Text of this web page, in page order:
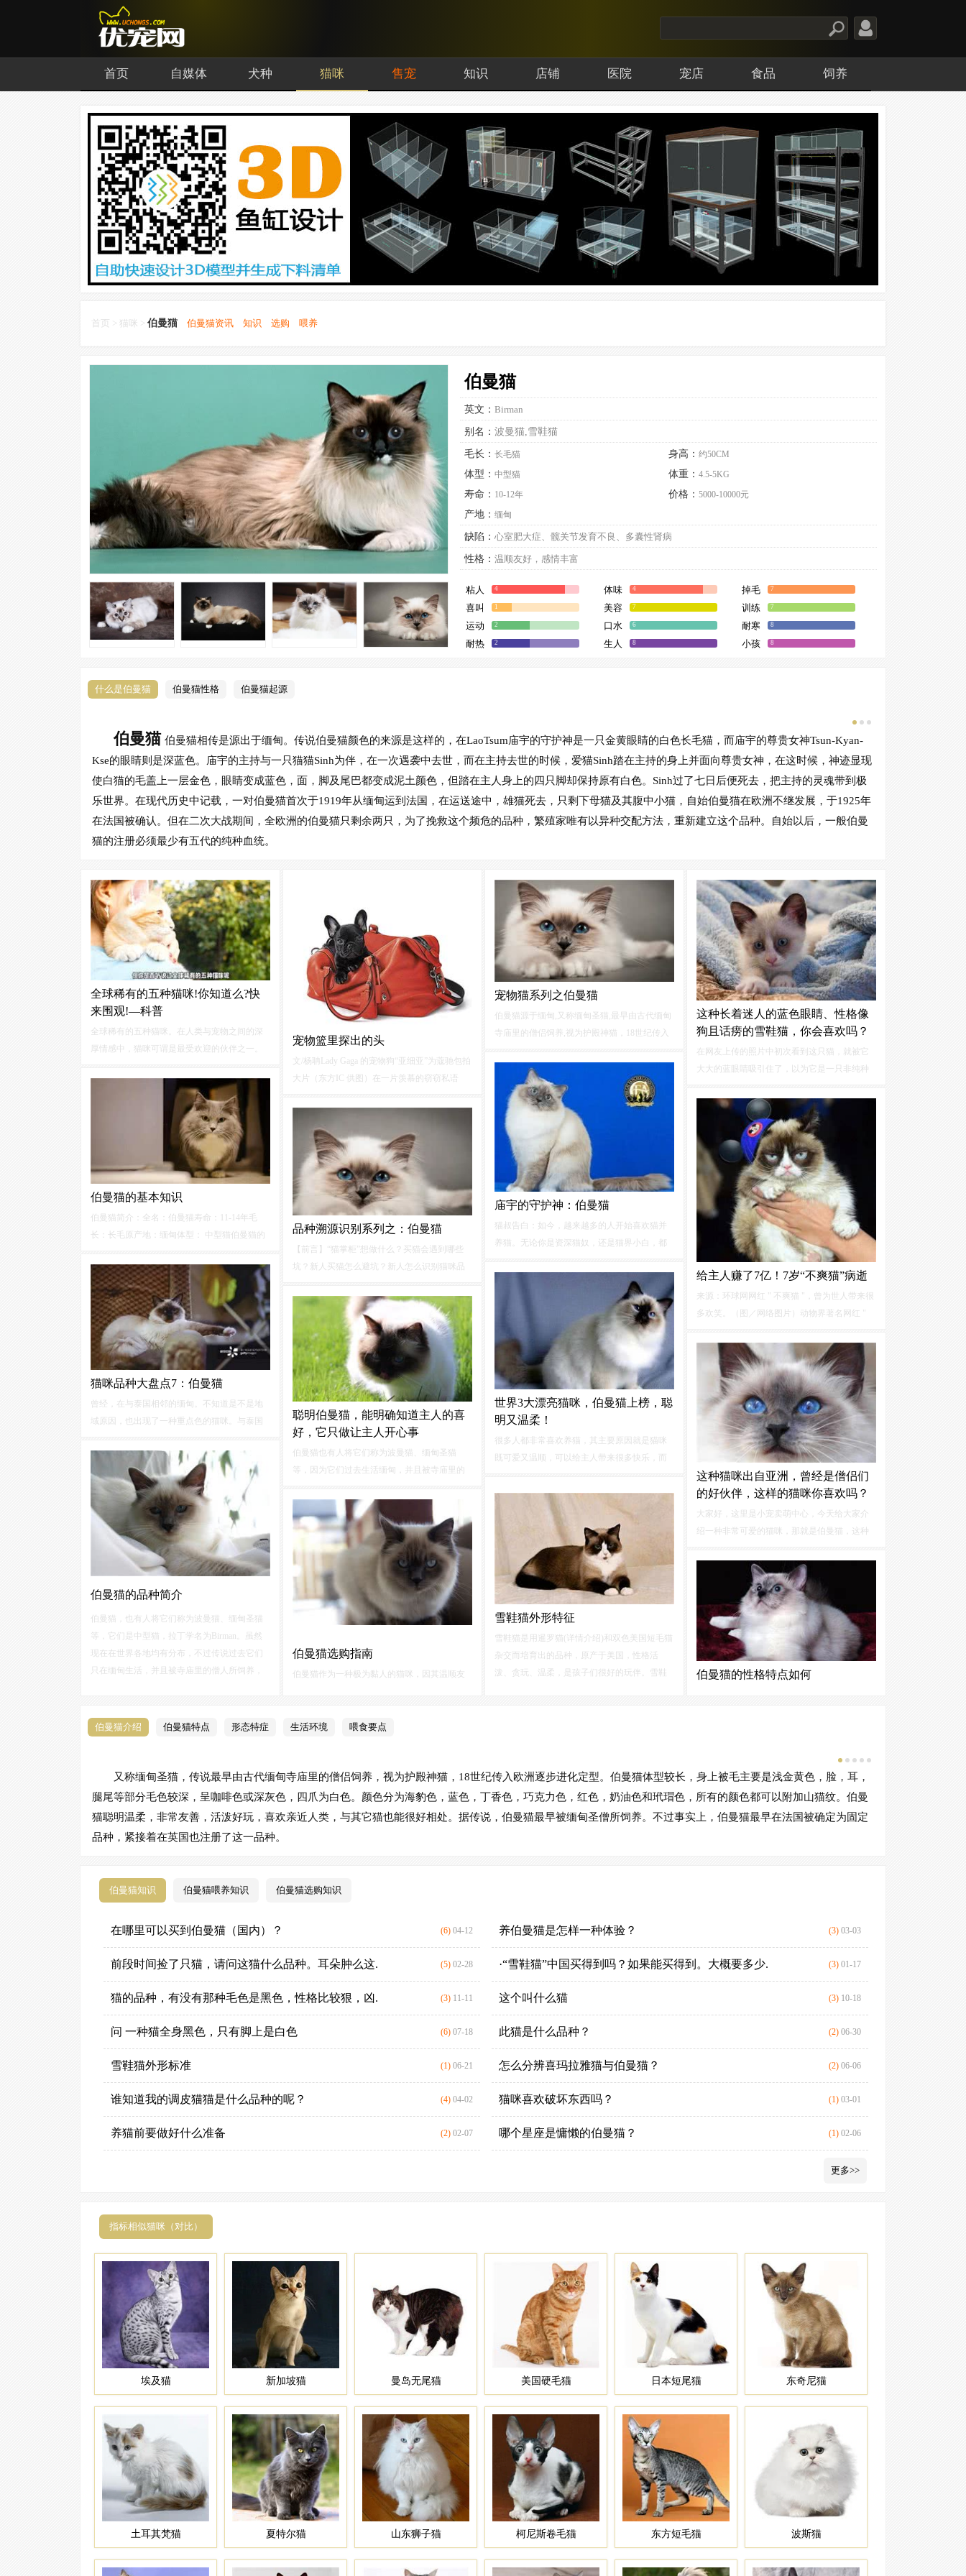
首页 自媒体 犬种 猫咪 售宠 知识 店铺 医院 宠店 食品 饲养
首页 猫咪 伯曼猫 伯曼猫资讯 知识 选购 喂养
伯曼猫
英文： Birman
别名： 波曼猫,雪鞋猫
毛长： 长毛猫 身高： 约50CM
体型： 中型猫 体重： 4.5-5KG
寿命： 10-12年 价格： 5000-10000元
产地： 缅甸
缺陷： 心室肥大症、髋关节发育不良、多囊性肾病
性格： 温顺友好，感情丰富
粘人 4 体味 4 掉毛 7
喜叫 1 美容 7 训练 7
运动 2 口水 6 耐寒 8
耐热 2
生人
8
小孩
8
什么是伯曼猫 伯曼猫性格 伯曼猫起源
伯曼猫 伯曼猫相传是源出于缅甸。传说伯曼猫颜色的来源是这样的，在LaoTsum庙宇的守护神是一只金黄眼睛的白色长毛猫，而庙宇的尊贵女神Tsun-Kyan-
Kse的眼睛则是深蓝色。庙宇的主持与一只猫猫Sinh为伴，在一次遇袭中去世，而在主持去世的时候，爱猫Sinh踏在主持的身上并面向尊贵女神，在这时候，神迹显现
使白猫的毛盖上一层金色，眼睛变成蓝色，面，脚及尾巴都变成泥土颜色，但踏在主人身上的四只脚却保持原有白色。Sinh过了七日后便死去，把主持的灵魂带到极
乐世界。在现代历史中记载，一对伯曼猫首次于1919年从缅甸运到法国，在运送途中，雄猫死去，只剩下母猫及其腹中小猫，自始伯曼猫在欧洲不继发展，于1925年
在法国被确认。但在二次大战期间，全欧洲的伯曼猫只剩余两只，为了挽救这个频危的品种，繁殖家唯有以异种交配方法，重新建立这个品种。自始以后，一般伯曼
猫的注册必须最少有五代的纯种血统。
全球稀有的五种猫咪!你知道么?快
来围观!—科普
全球稀有的五种猫咪。在人类与宠物之间的深
厚情感中，猫咪可谓是最受欢迎的伙伴之一。
全球稀有的五种猫咪？今天就让我们一起来围
观这些稀有而神秘的小可爱们。·一、云豹猫。
宠物篮里探出的头
文/杨聃Lady Gaga 的宠物狗“亚细亚”为蔻驰包拍
大片（东方IC 供图）在一片羡慕的窃窃私语
待”的，是安坐在她包里的“狗主角”克洛伊。
宠物猫系列之伯曼猫
伯曼猫源于缅甸,又称缅甸圣猫,最早由古代缅甸
寺庙里的僧侣饲养,视为护殿神猫，18世纪传入
毛主要是浅金黄色，脸、耳、腿尾等部分毛色
较深，呈咖啡色或深灰色，四爪为白色。
这种长着迷人的蓝色眼睛、性格像
狗且话痨的雪鞋猫，你会喜欢吗？
在网友上传的照片中初次看到这只猫，就被它
大大的蓝眼睛吸引住了，以为它是一只非纯种
毛色不断发生变化，才发现这只猫长得与布偶
猫完全不同，网友说它是一只雪鞋猫。
庙宇的守护神：伯曼猫
猫叔告白：如今，越来越多的人开始喜欢猫并
养猫。无论你是资深猫奴，还是猫界小白，都
事，回答您养猫时所遇到的问题。关注爱猫生
活公众号，让您的爱猫人生更精彩！
伯曼猫的基本知识
伯曼猫简介：全名：伯曼猫寿命：11-14年毛
长：长毛原产地：缅甸体型： 中型猫伯曼猫的
浅金黄色，脸，耳，腿尾等部分毛色较深，呈
咖啡色或深灰色，四爪为白色。
给主人赚了7亿！7岁“不爽猫”病逝
来源：环球网网红 " 不爽猫 "，曾为世人带来很
多欢笑。（图／网络图片）动物界著名网红 "
国亚利桑那州凤凰城的家中离世，终年 7 岁。
品种溯源识别系列之：伯曼猫
【前言】“猫掌柜”想做什么？买猫会遇到哪些
坑？新人买猫怎么避坑？新人怎么识别猫咪品
相？以上是很多新任铲屎官遇到的难题，“猫掌
柜”就是要成为全球华人铲屎官的守护者。
猫咪品种大盘点7：伯曼猫
曾经，在与泰国相邻的缅甸。不知道是不是地
域原因，也出现了一种重点色的猫咪。与泰国
为“缅甸圣猫”。它们的故事，比暹罗猫更神圣。
这就是今天我们要讲的伯曼猫。
世界3大漂亮猫咪，伯曼猫上榜，聪
明又温柔！
很多人都非常喜欢养猫，其主要原因就是猫咪
既可爱又温顺，可以给主人带来很多快乐，而
的，非常适合跟小孩子一块玩。虽然大部分猫
咪都有高颜值，但有些品种的猫咪长相也没有
那么好看，不过，如果运气好可以买到纯种猫
的话，猫咪的颜值还是比较高的。
聪明伯曼猫，能明确知道主人的喜
好，它只做让主人开心事
伯曼猫也有人将它们称为波曼猫、缅甸圣猫
等，因为它们过去生活缅甸，并且被寺庙里的
人们认为是护殿神猫。伯曼猫的体型比波斯猫
的体型长，它们身体强壮，却不失优雅，而且
重心低，给人一种结结实实的感觉。
这种猫咪出自亚洲，曾经是僧侣们
的好伙伴，这样的猫咪你喜欢吗？
大家好，这里是小宠卖萌中心，今天给大家介
绍一种非常可爱的猫咪，那就是伯曼猫，这种
们看，而且它们不止长得可爱，性格也非常的
甜美，这些猫咪生活习惯也非常的优雅...
伯曼猫的品种简介
伯曼猫，也有人将它们称为波曼猫、缅甸圣猫
等，它们是中型猫，拉丁学名为Birman。虽然
现在在世界各地均有分布，不过传说过去它们
只在缅甸生活，并且被寺庙里的僧人所饲养，
雪鞋猫外形特征
雪鞋猫是用暹罗猫(详情介绍)和双色美国短毛猫
杂交而培育出的品种，原产于美国，性格活
泼、贪玩、温柔，是孩子们很好的玩伴。雪鞋
伯曼猫选购指南
伯曼猫作为一种极为黏人的猫咪，因其温顺友
被视为护殿神猫，这也能看出它具有与众不同
样子。
伯曼猫的性格特点如何
猫咪虽然跟自己很亲密，但是对于其他人，它
们确并不那么“友好”，想要抱一抱它们可能都会
被它们直接拒绝。
伯曼猫介绍 伯曼猫特点 形态特症 生活环境 喂食要点
又称缅甸圣猫，传说最早由古代缅甸寺庙里的僧侣饲养，视为护殿神猫，18世纪传入欧洲逐步进化定型。伯曼猫体型较长，身上被毛主要是浅金黄色，脸，耳，
腿尾等部分毛色较深，呈咖啡色或深灰色，四爪为白色。颜色分为海豹色，蓝色，丁香色，巧克力色，红色，奶油色和玳瑁色，所有的颜色都可以附加山猫纹。伯曼
猫聪明温柔，非常友善，活泼好玩，喜欢亲近人类，与其它猫也能很好相处。据传说，伯曼猫最早被缅甸圣僧所饲养。不过事实上，伯曼猫最早在法国被确定为固定
品种，紧接着在英国也注册了这一品种。
伯曼猫知识 伯曼猫喂养知识 伯曼猫选购知识
在哪里可以买到伯曼猫（国内）？ (6) 04-12 养伯曼猫是怎样一种体验？ (3) 03-03
前段时间捡了只猫，请问这猫什么品种。耳朵肿么这. (5) 02-28 ·“雪鞋猫”中国买得到吗？如果能买得到。大概要多少. (3) 01-17
猫的品种，有没有那种毛色是黑色，性格比较狠，凶. (3) 11-11 这个叫什么猫 (3) 10-18
问 一种猫全身黑色，只有脚上是白色 (6) 07-18 此猫是什么品种？ (2) 06-30
雪鞋猫外形标准 (1) 06-21 怎么分辨喜玛拉雅猫与伯曼猫？ (2) 06-06
谁知道我的调皮猫猫是什么品种的呢？ (4) 04-02 猫咪喜欢破坏东西吗？ (1) 03-01
养猫前要做好什么准备 (2) 02-07 哪个星座是慵懒的伯曼猫？ (1) 02-06
更多>>
指标相似猫咪（对比）
埃及猫 新加坡猫 曼岛无尾猫 美国硬毛猫 日本短尾猫 东奇尼猫
土耳其梵猫 夏特尔猫 山东狮子猫 柯尼斯卷毛猫 东方短毛猫 波斯猫